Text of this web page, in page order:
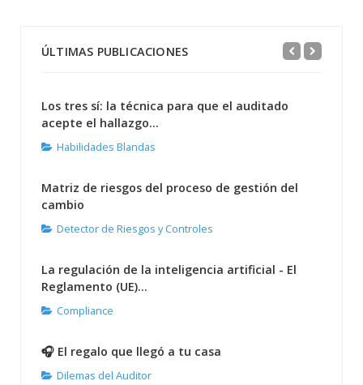
ÚLTIMAS PUBLICACIONES
Los tres sí: la técnica para que el auditado
acepte el hallazgo...
Habilidades Blandas
Matriz de riesgos del proceso de gestión del
cambio
Detector de Riesgos y Controles
La regulación de la inteligencia artificial - El
Reglamento (UE)...
Compliance
🎧 El regalo que llegó a tu casa
Dilemas del Auditor